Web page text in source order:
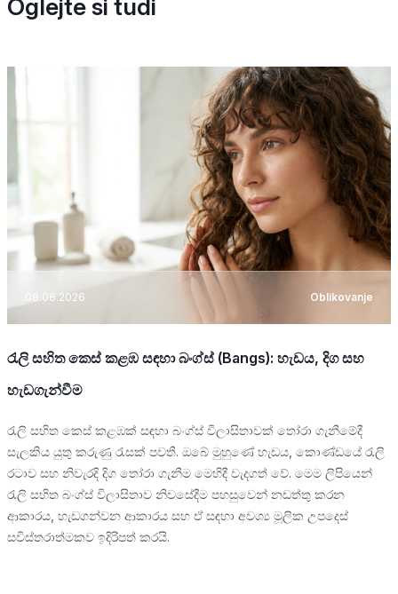
Oglejte si tudi
08.08.2026 Oblikovanje
රැලි සහිත කෙස් කළඹ සඳහා බංග්ස් (Bangs): හැඩය, දිග සහ
හැඩගැන්වීම
රැලි සහිත කෙස් කළඹක් සඳහා බංග්ස් විලාසිතාවක් තෝරා ගැනීමේදී
සැලකිය යුතු කරුණු රැසක් පවතී. ඔබේ මුහුණේ හැඩය, කොණ්ඩයේ රැලි
රටාව සහ නිවැරදි දිග තෝරා ගැනීම මෙහිදී වැදගත් වේ. මෙම ලිපියෙන්
රැලි සහිත බංග්ස් විලාසිතාව නිවසේදීම පහසුවෙන් නඩත්තු කරන
ආකාරය, හැඩගන්වන ආකාරය සහ ඒ සඳහා අවශ්‍ය මූලික උපදෙස්
සවිස්තරාත්මකව ඉදිරිපත් කරයි.